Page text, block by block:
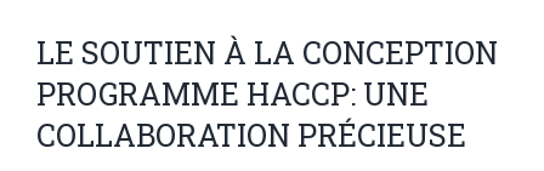
LE SOUTIEN À LA CONCEPTION
PROGRAMME HACCP: UNE
COLLABORATION PRÉCIEUSE